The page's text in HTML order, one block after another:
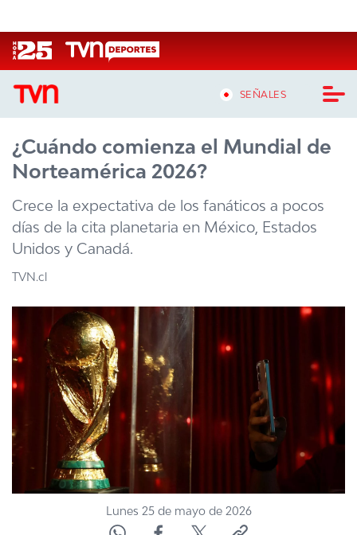
SEÑALES
CASTING MASTERCHEF CHILE
CASTING TVN VERTICAL
TVN VERTICAL
TVN PLAY
TELESERIES
NTV
ACTUALIDAD Y TENDENCIAS
CORPORATIVO Y TRANSPARENCIA
CANAL DE DENUNCIAS
¿Cuándo comienza el Mundial de
Norteamérica 2026?
Crece la expectativa de los fanáticos a pocos
días de la cita planetaria en México, Estados
Unidos y Canadá.
TVN.cl
Lunes 25 de mayo de 2026